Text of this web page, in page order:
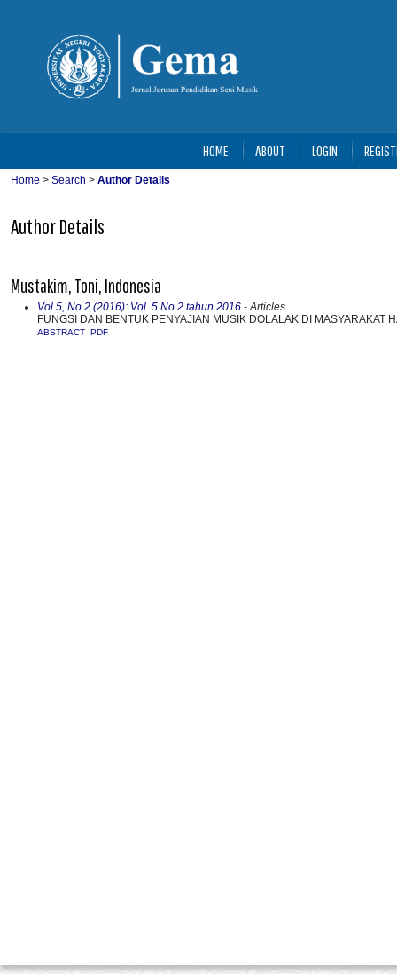
HOME ABOUT LOGIN
Home > Search > Author Details
Author Details
Mustakim, Toni, Indonesia
Vol 5, No 2 (2016): Vol. 5 No.2 tahun 2016 - Articles
FUNGSI DAN BENTUK PENYAJIAN MUSIK DOLALAK DI MASYARAKAT
ABSTRACT PDF